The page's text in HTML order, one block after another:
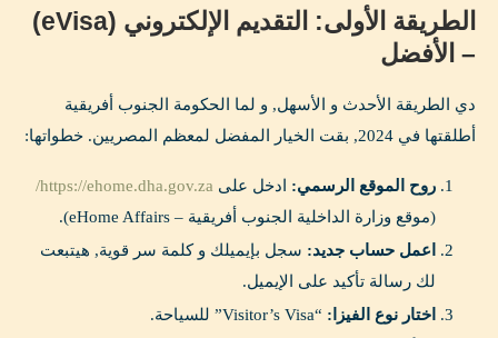
الطريقة الأولى: التقديم الإلكتروني (eVisa)
– الأفضل
دي الطريقة الأحدث و الأسهل, و لما الحكومة الجنوب أفريقية
أطلقتها في 2024, بقت الخيار المفضل لمعظم المصريين. خطواتها:
روح الموقع الرسمي: ادخل على https://ehome.dha.gov.za/
(موقع وزارة الداخلية الجنوب أفريقية – eHome Affairs).
اعمل حساب جديد: سجل بإيميلك و كلمة سر قوية, هيتبعت
لك رسالة تأكيد على الإيميل.
اختار نوع الفيزا: “Visitor’s Visa” للسياحة.